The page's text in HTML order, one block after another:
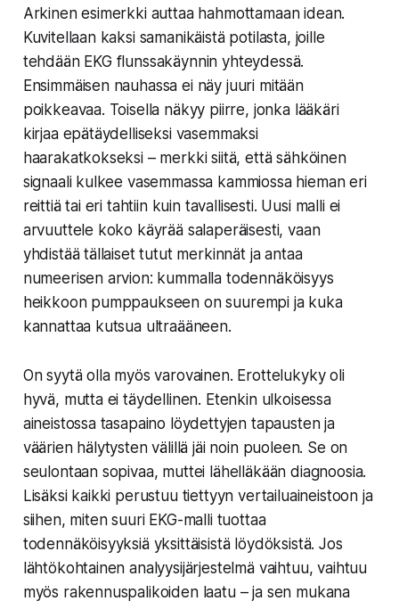
Arkinen esimerkki auttaa hahmottamaan idean.
Kuvitellaan kaksi samanikäistä potilasta, joille
tehdään EKG flunssakäynnin yhteydessä.
Ensimmäisen nauhassa ei näy juuri mitään
poikkeavaa. Toisella näkyy piirre, jonka lääkäri
kirjaa epätäydelliseksi vasemmaksi
haarakatkokseksi – merkki siitä, että sähköinen
signaali kulkee vasemmassa kammiossa hieman eri
reittiä tai eri tahtiin kuin tavallisesti. Uusi malli ei
arvuuttele koko käyrää salaperäisesti, vaan
yhdistää tällaiset tutut merkinnät ja antaa
numeerisen arvion: kummalla todennäköisyys
heikkoon pumppaukseen on suurempi ja kuka
kannattaa kutsua ultraääneen.
On syytä olla myös varovainen. Erottelukyky oli
hyvä, mutta ei täydellinen. Etenkin ulkoisessa
aineistossa tasapaino löydettyjen tapausten ja
väärien hälytysten välillä jäi noin puoleen. Se on
seulontaan sopivaa, muttei lähelläkään diagnoosia.
Lisäksi kaikki perustuu tiettyyn vertailuaineistoon ja
siihen, miten suuri EKG-malli tuottaa
todennäköisyyksiä yksittäisistä löydöksistä. Jos
lähtökohtainen analyysijärjestelmä vaihtuu, vaihtuu
myös rakennuspalikoiden laatu – ja sen mukana